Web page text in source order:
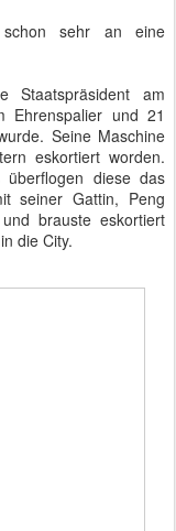
sehr an eine
Staatspräsident am
Ehrenspalier und 21
Seine Maschine
eskortiert worden.
überflogen diese das
seiner Gattin, Peng
brauste eskortiert
die City.